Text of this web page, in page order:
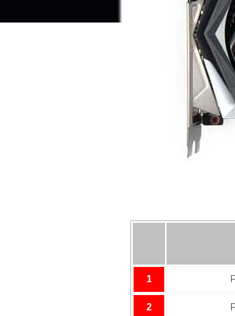
Měření
Problém
několika
sběrnici PCI
grafické kartě
energie
napájení, a to
spotřebu
podle toho,
napájení pak
Měření
1
2